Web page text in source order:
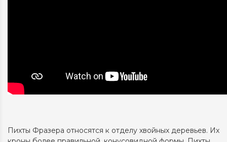
Пихты Фразера относятся к отделу хвойных деревьев. Их